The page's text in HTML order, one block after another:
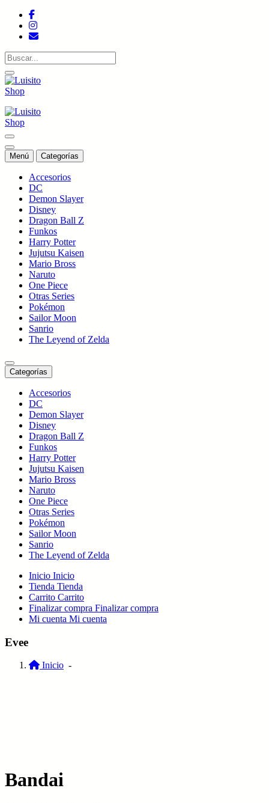
Saltar
contenido
Tienda de colecciones
Menú Categorías
Accesorios
DC
Demon Slayer
Disney
Dragon Ball Z
Funkos
Harry Potter
Jujutsu Kaisen
Mario Bross
Naruto
One Piece
Otras Series
Pokémon
Sailor Moon
Sanrio
The Leyend of Zelda
Categorías
Accesorios
DC
Demon Slayer
Disney
Dragon Ball Z
Funkos
Harry Potter
Jujutsu Kaisen
Mario Bross
Naruto
One Piece
Otras Series
Pokémon
Sailor Moon
Sanrio
The Leyend of Zelda
Inicio Inicio
Tienda Tienda
Carrito Carrito
Finalizar compra Finalizar compra
Mi cuenta Mi cuenta
Evee
Inicio -
Bandai